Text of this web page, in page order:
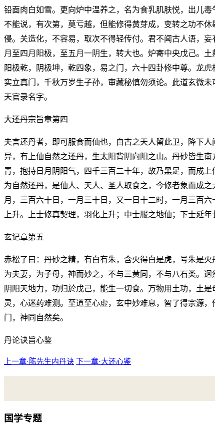
铅面肉白如雪。更向炉中温养之，名为食乳肌肤悦，出儿
不能说，有次第，莫亏越，但能修得黄芽成，变转之功不
侵。关造化，不容易，取次不得轻传付。君不闻古人语，
月至四月阳极，至五月一阴生，转大也。炉寄中央戊己。
阳极乾，阴极坤，乾四象，易之门，六十四卦修中尊。龙
实立真门，千秋万岁生子孙，审藏秘慎勿须论。此道玄微
天官录名字。
大还丹宗旨章第四
夫言还丹者，即可服食而仙也，自古之天人留此卫，降下
异，有上仙自然之还丹，生太阳背阴向阳之山。丹砂皆生
青，抱持日月阴阳气，四千三百二十年，故乃黑足，而成
为自然还丹，是仙人、天人、圣人取食之，今修者象而成
月，三百六十日，一月三十日，又一日十二时，一月三百
上升。上士修真契理，羽化上升；中士服之地仙；下士延年
玄记章第五
赤松了曰：丹砂之精，有白有朱，含火得白是虎，号朱是
为夫妻，为子母，神而妙之，不与三黄同，不与八石类。
阴阳天地力，功归於戊己，能生一切食。万物用土功，土
灵，心迷药难测。至道至心虚，玄中妙难息，智了得宗源
门，神同自然矣。
丹论诀旨心鉴
上一章·陈先生内丹诀 下一章·大还心鉴
国学专题